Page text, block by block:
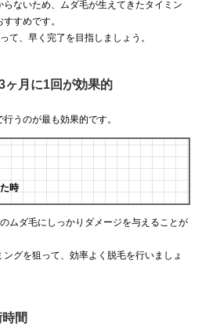
ないため、ムダ毛が生えてきたタイミン
すめです。
て、早く完了を目指しましょう。
ヶ月に1回が効果的
うのが最も効果的です。
時
ムダ毛にしっかりダメージを与えることが
グを狙って、効率よく脱毛を行いましょ
間